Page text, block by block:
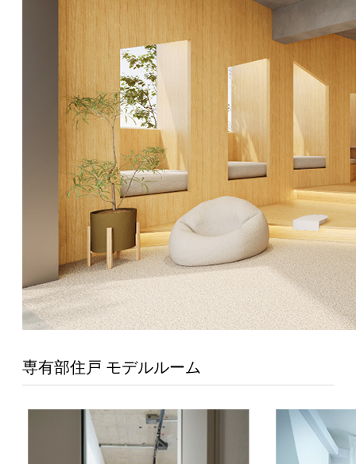
専有部住戸 モデルルーム